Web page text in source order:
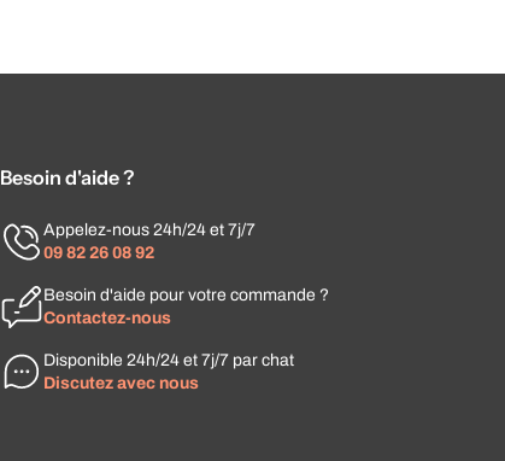
Besoin d'aide ?
Appelez-nous 24h/24 et 7j/7
09 82 26 08 92
Besoin d'aide pour votre commande ?
Contactez-nous
Disponible 24h/24 et 7j/7 par chat
Discutez avec nous